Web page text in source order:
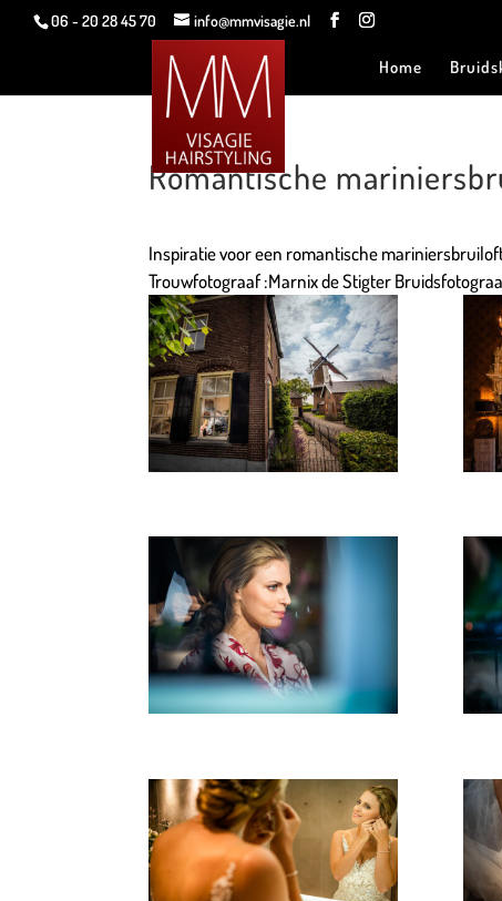
06 - 20 28 45 70 info@mmvisagie.nl
Home
Romantische
Inspiratie voor een romantische
Trouwfotograaf :Marnix de Stigter